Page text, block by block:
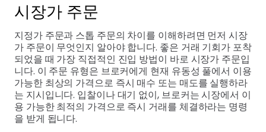
시장가 주문
지정가 주문과 스톱 주문의 차이를 이해하려면 먼저 시장
가 주문이 무엇인지 알아야 합니다. 좋은 거래 기회가 포착
되었을 때 가장 직접적인 진입 방법이 바로 시장가 주문입
니다. 이 주문 유형은 브로커에게 현재 유동성 풀에서 이용
가능한 최상의 가격으로 즉시 매수 또는 매도를 실행하라
는 지시입니다. 입찰이나 대기 없이, 브로커는 시장에서 이
용 가능한 최적의 가격으로 즉시 거래를 체결하라는 명령
을 받게 됩니다.